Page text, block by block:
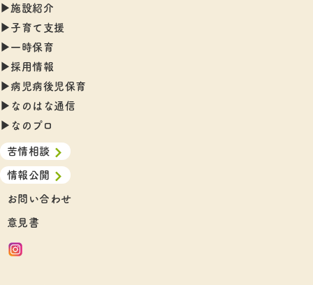
▶︎施設紹介
▶︎子育て支援
▶︎一時保育
▶︎採用情報
▶︎病児病後児保育
▶︎なのはな通信
▶︎なのプロ
苦情相談
情報公開
お問い合わせ
意見書